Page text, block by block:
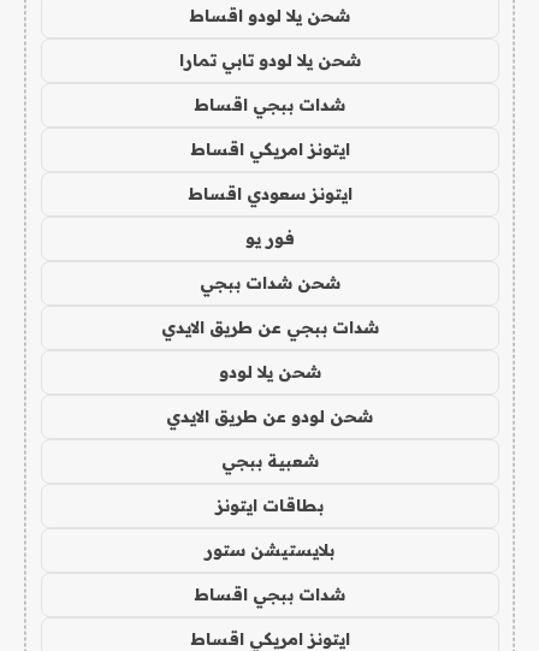
شحن يلا لودو اقساط
شحن يلا لودو تابي تمارا
شدات ببجي اقساط
ايتونز امريكي اقساط
ايتونز سعودي اقساط
فور يو
شحن شدات ببجي
شدات ببجي عن طريق الايدي
شحن يلا لودو
شحن لودو عن طريق الايدي
شعبية ببجي
بطاقات ايتونز
بلايستيشن ستور
شدات ببجي اقساط
ايتونز امريكي اقساط